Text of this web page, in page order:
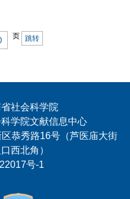
页 跳转
社会科学院
学院文献信息中心
恭秀路16号（芦医庙大街
西北角）
号-1